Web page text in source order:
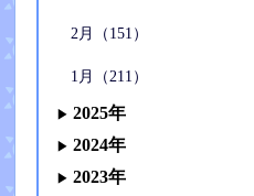
2月（151）
1月（211）
2025年
2024年
2023年